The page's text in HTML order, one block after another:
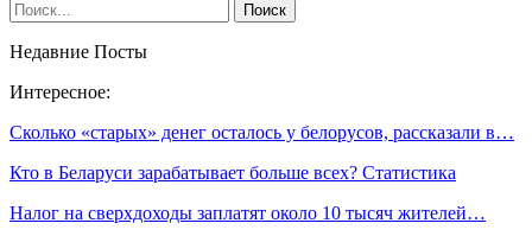
Недавние Посты
Интересное:
Сколько «старых» денег осталось у белорусов, рассказали в…
Кто в Беларуси зарабатывает больше всех? Статистика
Налог на сверхдоходы заплатят около 10 тысяч жителей…